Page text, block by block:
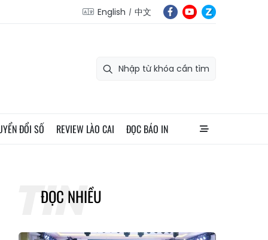
English 中文
ĐỔI SỐ REVIEW LÀO CAI ĐỌC BÁO IN
ĐỌC NHIỀU